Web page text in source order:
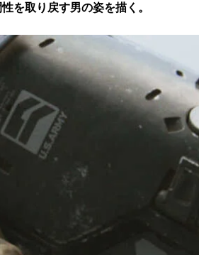
を取り戻す男の姿を描く。